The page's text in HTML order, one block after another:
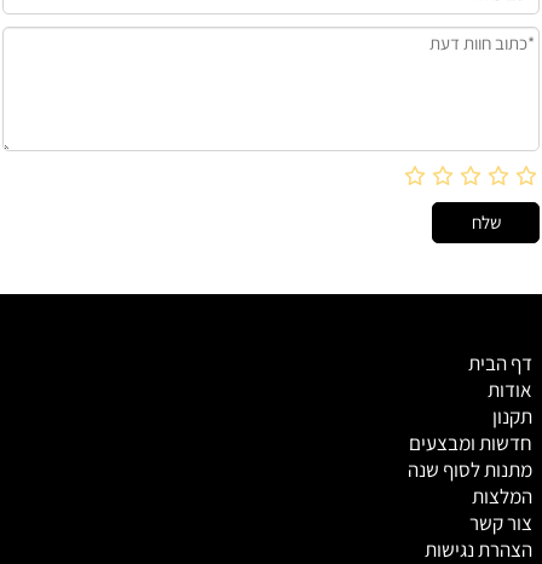
דף הבית
אודות
תקנון
חדשות ומבצעים
מתנות לסוף שנה
המלצות
צור קשר
הצהרת נגישות